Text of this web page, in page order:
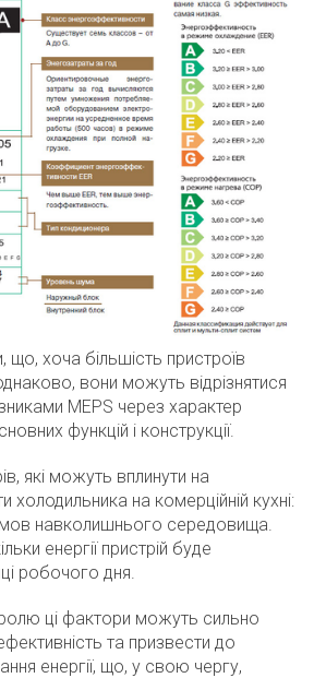
що, хоча більшість пристроїв
вони можуть відрізнятися
MEPS через характер
функцій і конструкції.
які можуть вплинути на
холодильника на комерційній кухні:
навколишнього середовища.
енергії пристрій буде
робочого дня.
ці фактори можуть сильно
та призвести до
енергії, що, у свою чергу,